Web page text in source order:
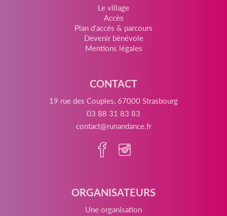
Le village
Accès
Plan d'accès & parcours
Devenir bénévole
Mentions légales
CONTACT
19 rue des Couples, 67000 Strasbourg
03 88 31 83 83
contact@runandance.fr
ORGANISATEURS
Une organisation